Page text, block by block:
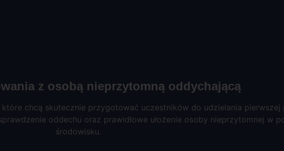
z osobą nieprzytomną oddychającą
chcą skutecznie przygotować uczestników do udzielania
oddechu oraz prawidłowe ułożenie osoby nieprzytomnej w
środowisku.